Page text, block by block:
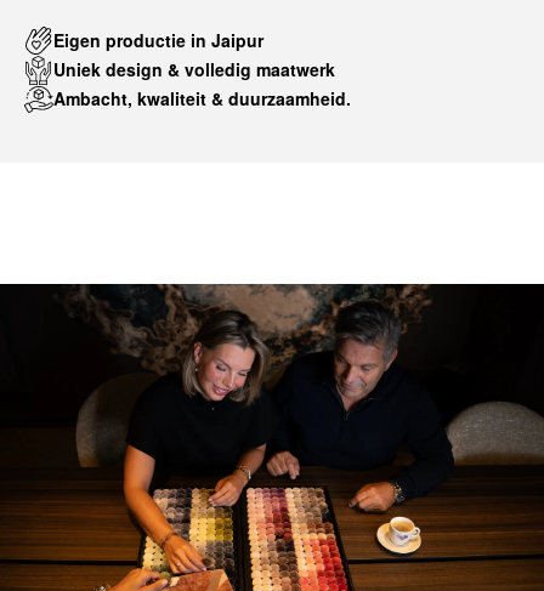
Eigen productie in Jaipur
Uniek design & volledig maatwerk
Ambacht, kwaliteit & duurzaamheid.